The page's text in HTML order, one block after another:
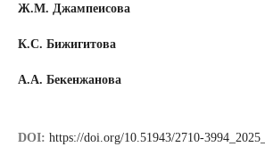
Ж.М. Джампеисова
К.С. Бижигитова
А.А. Бекенжанова
DOI: https://doi.org/10.51943/2710-